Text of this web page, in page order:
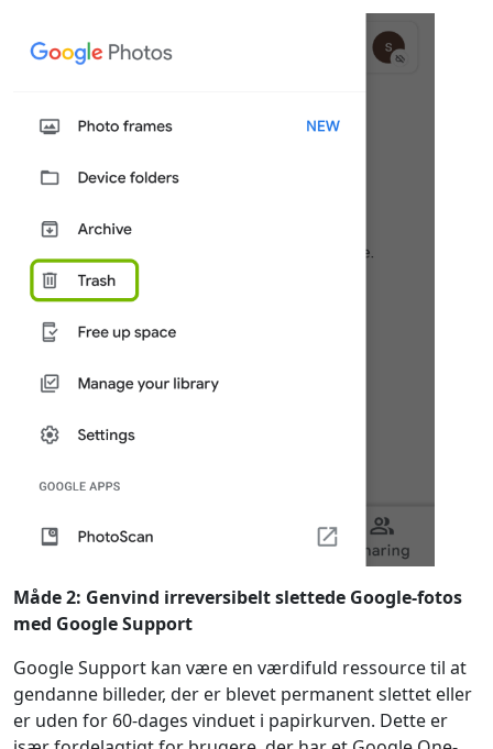
Måde 2: Genvind irreversibelt slettede Google-fotos
med Google Support
Google Support kan være en værdifuld ressource til at
gendanne billeder, der er blevet permanent slettet eller
er uden for 60-dages vinduet i papirkurven. Dette er